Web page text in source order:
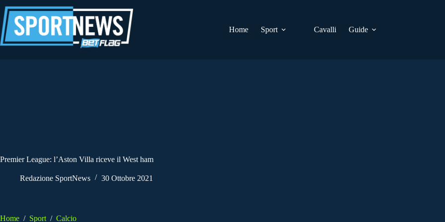
al
contenuto
Home
Sport Cavalli Guide
Premier League: l’Aston Villa riceve il West ham
Redazione SportNews 30 Ottobre 2021
Home / Sport / Calcio